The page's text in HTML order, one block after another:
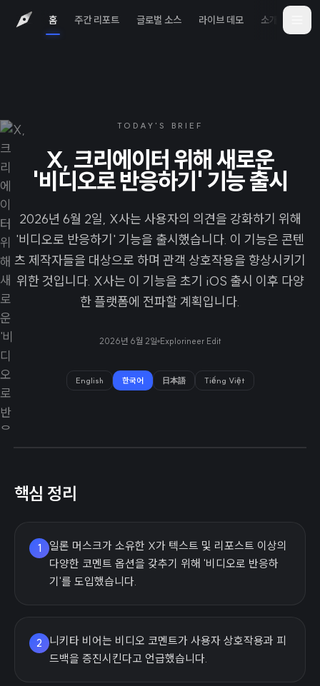
홈 주간 리포트 글로벌 소스 라이브 데모 소개
TODAY'S BRIEF
X, 크리에이터 위해 새로운
'비디오로 반응하기' 기능 출시
2026년 6월 2일, X사는 사용자의 의견을 강화하기 위해
'비디오로 반응하기' 기능을 출시했습니다. 이 기능은 콘텐
츠 제작자들을 대상으로 하며 관객 상호작용을 향상시키기
위한 것입니다. X사는 이 기능을 초기 iOS 출시 이후 다양
한 플랫폼에 전파할 계획입니다.
2026년 6월 2일 Explorineer Edit
English 한국어 日本語 Tiếng Việt
핵심 정리
1
일론 머스크가 소유한 X가 텍스트 및 리포스트 이상의
다양한 코멘트 옵션을 갖추기 위해 '비디오로 반응하
기'를 도입했습니다.
2
니키타 비어는 비디오 코멘트가 사용자 상호작용과 피
드백을 증진시킨다고 언급했습니다.